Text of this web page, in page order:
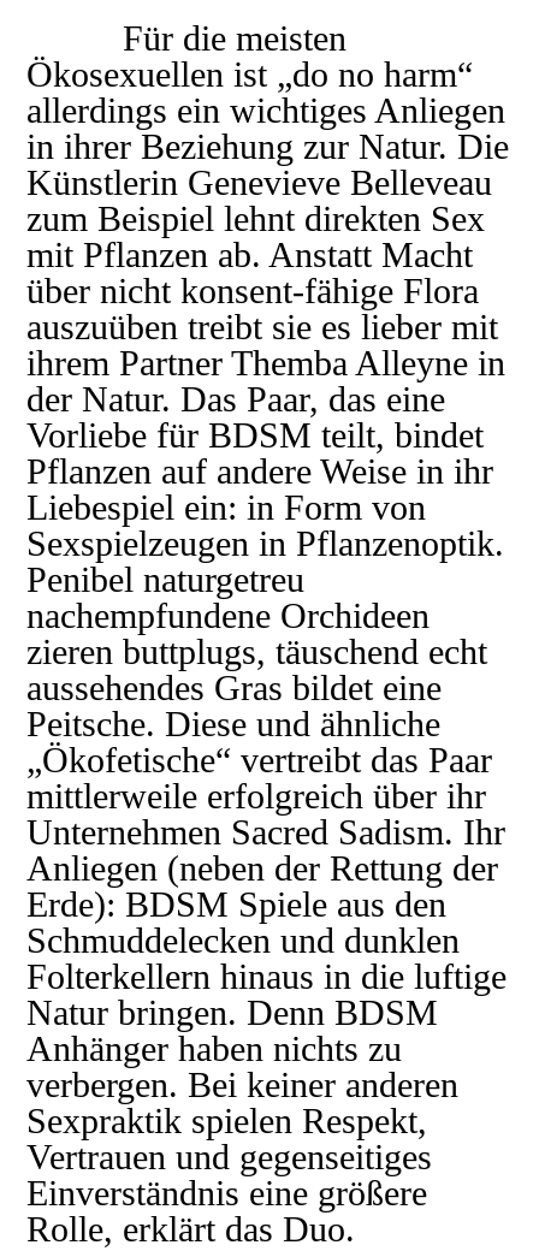
Für die meisten
Ökosexuellen ist „do no harm“
allerdings ein wichtiges Anliegen
in ihrer Beziehung zur Natur. Die
Künstlerin Genevieve Belleveau
zum Beispiel lehnt direkten Sex
mit Pflanzen ab. Anstatt Macht
über nicht konsent-fähige Flora
auszuüben treibt sie es lieber mit
ihrem Partner Themba Alleyne in
der Natur. Das Paar, das eine
Vorliebe für BDSM teilt, bindet
Pflanzen auf andere Weise in ihr
Liebespiel ein: in Form von
Sexspielzeugen in Pflanzenoptik.
Penibel naturgetreu
nachempfundene Orchideen
zieren buttplugs, täuschend echt
aussehendes Gras bildet eine
Peitsche. Diese und ähnliche
„Ökofetische“ vertreibt das Paar
mittlerweile erfolgreich über ihr
Unternehmen Sacred Sadism. Ihr
Anliegen (neben der Rettung der
Erde): BDSM Spiele aus den
Schmuddelecken und dunklen
Folterkellern hinaus in die luftige
Natur bringen. Denn BDSM
Anhänger haben nichts zu
verbergen. Bei keiner anderen
Sexpraktik spielen Respekt,
Vertrauen und gegenseitiges
Einverständnis eine größere
Rolle, erklärt das Duo.